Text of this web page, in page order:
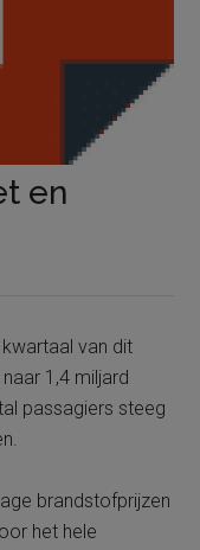
en
van dit
1,4 miljard
passagiers steeg
brandstofprijzen
het hele